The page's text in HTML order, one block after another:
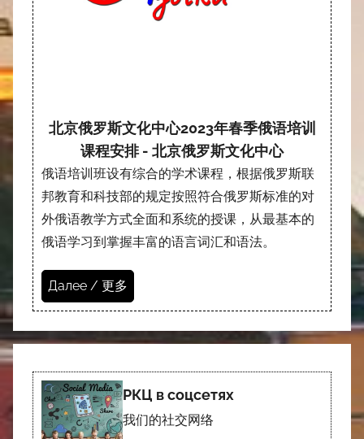
北京俄罗斯文化中心2023年春季俄语培训
课程安排 - 北京俄罗斯文化中心
俄语培训班设有综合的学术课程，根据俄罗斯联
邦教育和科技部的规定按照符合俄罗斯标准的对
外俄语教学方式全面和系统的授课，从最基本的
俄语学习到掌握丰富的语言词汇和语法。
Далее / 更多
РКЦ в соцсетях
我们的社交网络